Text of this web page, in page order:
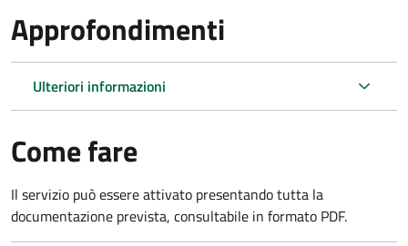
Approfondimenti
Ulteriori informazioni
Come fare
Il servizio può essere attivato presentando tutta la
documentazione prevista, consultabile in formato PDF.